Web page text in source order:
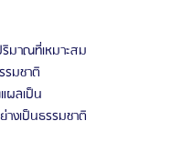
ริมาณที่เหมาะสม
รมชาติ
ผลเป็น
งเป็นธรรมชาติ